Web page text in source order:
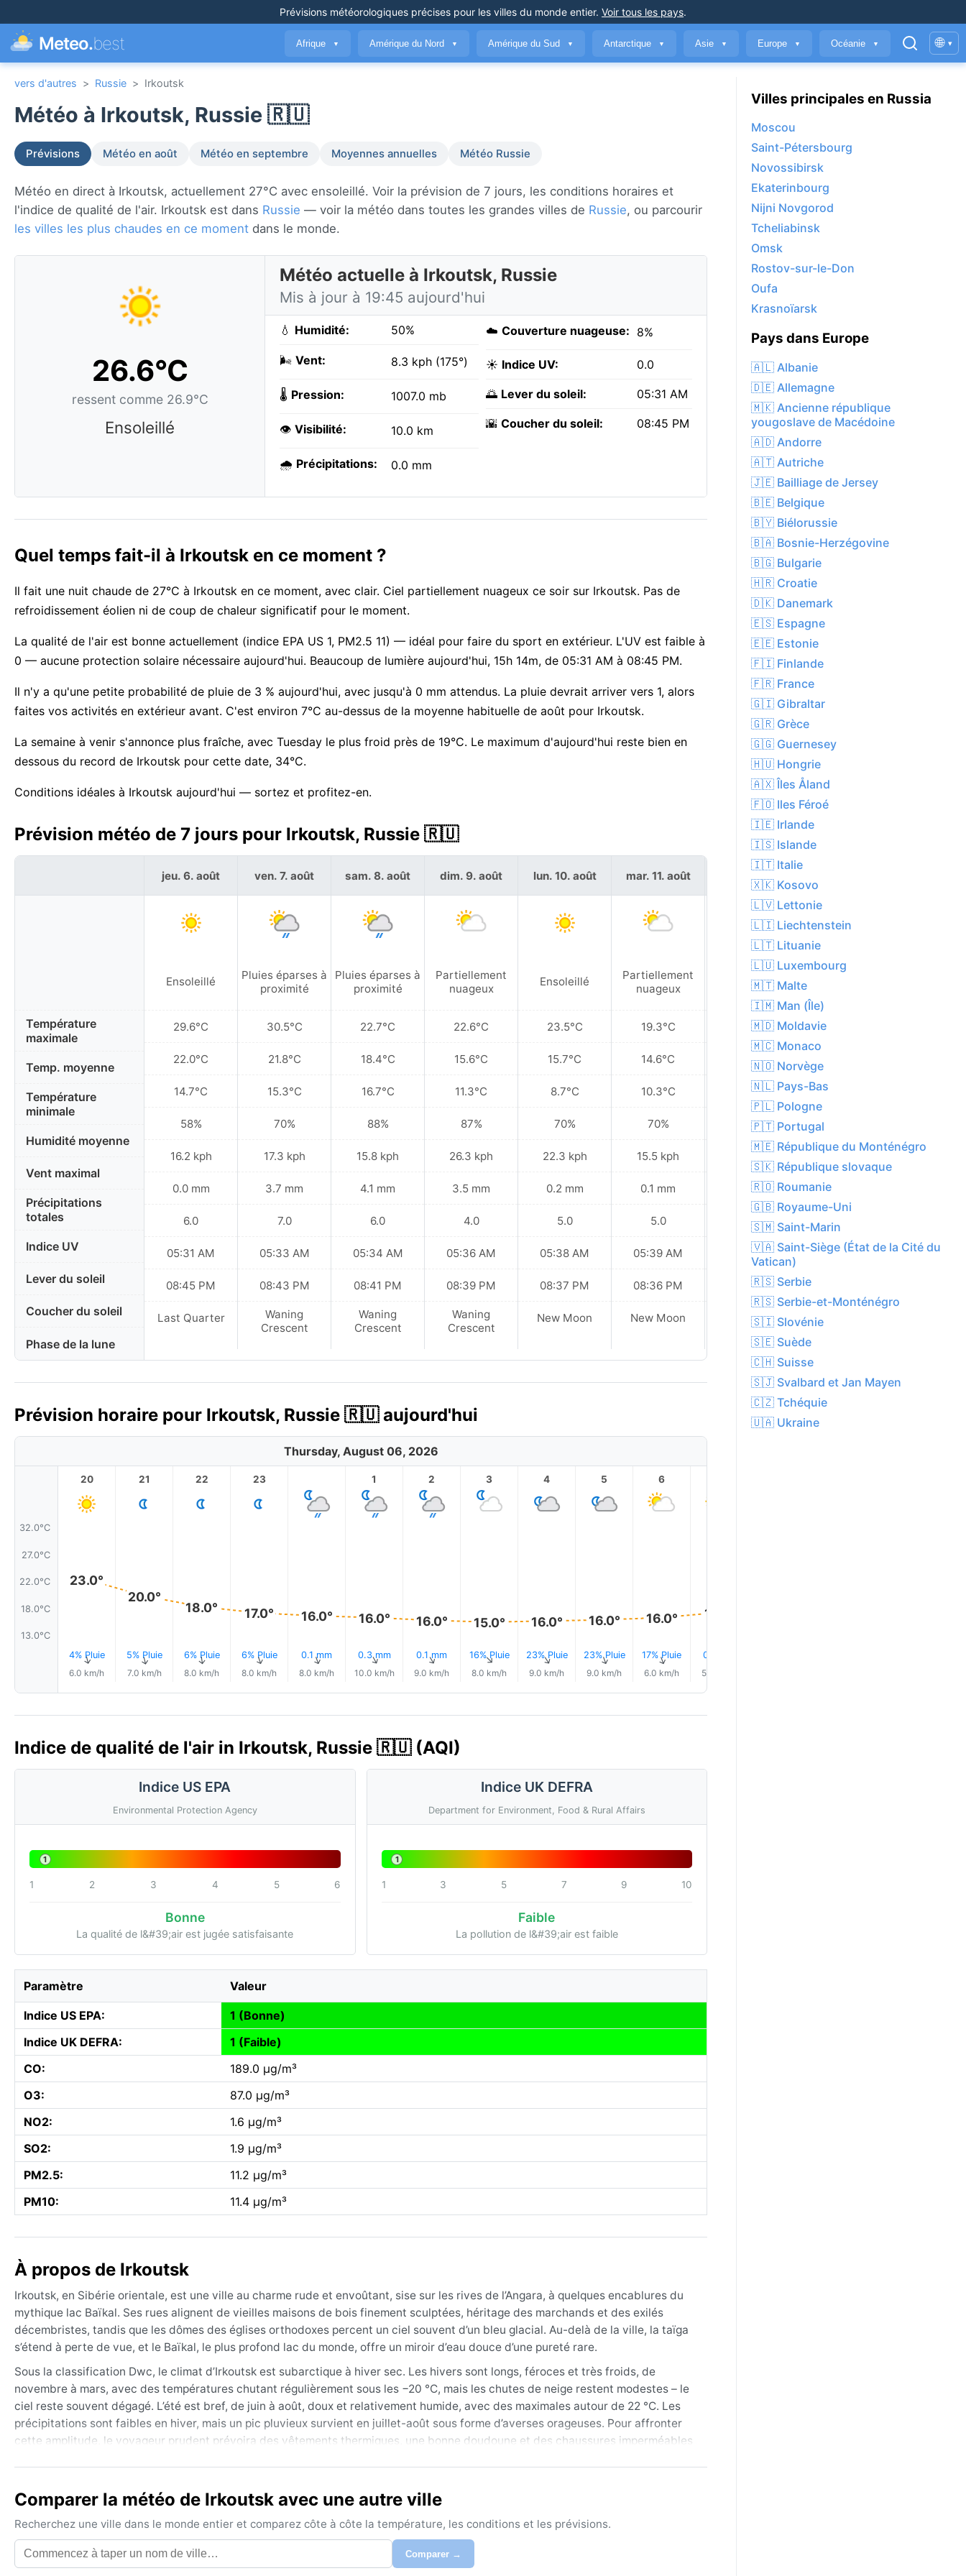
Prévisions météorologiques précises pour les villes du monde entier. Voir tous les pays.
Meteo.best Afrique ▼ Amérique du Nord ▼ Amérique du Sud ▼ Antarctique ▼ Asie ▼ Europe ▼ Océanie ▼ 🌐 ▾
vers d'autres > Russie > Irkoutsk
Météo à Irkoutsk, Russie 🇷🇺
Prévisions Météo en août Météo en septembre Moyennes annuelles Météo Russie
Météo en direct à Irkoutsk, actuellement 27°C avec ensoleillé. Voir la prévision de 7 jours, les conditions horaires et
l'indice de qualité de l'air. Irkoutsk est dans Russie — voir la météo dans toutes les grandes villes de Russie, ou parcourir
les villes les plus chaudes en ce moment dans le monde.
26.6°C
ressent comme 26.9°C
Ensoleillé
Météo actuelle à Irkoutsk, Russie
Mis à jour à 19:45 aujourd'hui
💧 Humidité: 50%
🌬️ Vent: 8.3 kph (175°)
🌡️ Pression: 1007.0 mb
👁️ Visibilité: 10.0 km
🌧️ Précipitations: 0.0 mm
☁️ Couverture nuageuse: 8%
☀️ Indice UV: 0.0
🌅 Lever du soleil: 05:31 AM
🌇 Coucher du soleil: 08:45 PM
Quel temps fait-il à Irkoutsk en ce moment ?
Il fait une nuit chaude de 27°C à Irkoutsk en ce moment, avec clair. Ciel partiellement nuageux ce soir sur Irkoutsk. Pas de
refroidissement éolien ni de coup de chaleur significatif pour le moment.
La qualité de l'air est bonne actuellement (indice EPA US 1, PM2.5 11) — idéal pour faire du sport en extérieur. L'UV est faible à
0 — aucune protection solaire nécessaire aujourd'hui. Beaucoup de lumière aujourd'hui, 15h 14m, de 05:31 AM à 08:45 PM.
Il n'y a qu'une petite probabilité de pluie de 3 % aujourd'hui, avec jusqu'à 0 mm attendus. La pluie devrait arriver vers 1, alors
faites vos activités en extérieur avant. C'est environ 7°C au-dessus de la moyenne habituelle de août pour Irkoutsk.
La semaine à venir s'annonce plus fraîche, avec Tuesday le plus froid près de 19°C. Le maximum d'aujourd'hui reste bien en
dessous du record de Irkoutsk pour cette date, 34°C.
Conditions idéales à Irkoutsk aujourd'hui — sortez et profitez-en.
Prévision météo de 7 jours pour Irkoutsk, Russie 🇷🇺
Température
maximale
Temp. moyenne
Température
minimale
Humidité moyenne
Vent maximal
Précipitations
totales
Indice UV
Lever du soleil
Coucher du soleil
Phase de la lune
jeu. 6. août
Ensoleillé
29.6°C
22.0°C
14.7°C
58%
16.2 kph
0.0 mm
6.0
05:31 AM
08:45 PM
Last Quarter
ven. 7. août
Pluies éparses à
proximité
30.5°C
21.8°C
15.3°C
70%
17.3 kph
3.7 mm
7.0
05:33 AM
08:43 PM
Waning
Crescent
sam. 8. août
Pluies éparses à
proximité
22.7°C
18.4°C
16.7°C
88%
15.8 kph
4.1 mm
6.0
05:34 AM
08:41 PM
Waning
Crescent
dim. 9. août
Partiellement
nuageux
22.6°C
15.6°C
11.3°C
87%
26.3 kph
3.5 mm
4.0
05:36 AM
08:39 PM
Waning
Crescent
lun. 10. août
Ensoleillé
23.5°C
15.7°C
8.7°C
70%
22.3 kph
0.2 mm
5.0
05:38 AM
08:37 PM
New Moon
mar. 11. août
Partiellement
nuageux
19.3°C
14.6°C
10.3°C
70%
15.5 kph
0.1 mm
5.0
05:39 AM
08:36 PM
New Moon
Ensoleillé
24.4°C
15.5°C
7.4°C
58%
11.9 kph
0.0 mm
6.0
05:41 AM
08:34 PM
New Moon
Prévision horaire pour Irkoutsk, Russie 🇷🇺 aujourd'hui
Thursday, August 06, 2026
32.0°C
27.0°C
22.0°C
18.0°C
13.0°C
20
23.0°
4% Pluie
↑
6.0 km/h
21
20.0°
5% Pluie
↑
7.0 km/h
22
18.0°
6% Pluie
↑
8.0 km/h
23
17.0°
6% Pluie
↑
8.0 km/h
16.0°
0.1 mm
↑
8.0 km/h
1
16.0°
0.3 mm
↑
10.0 km/h
2
16.0°
0.1 mm
↑
9.0 km/h
3
15.0°
16% Pluie
↑
8.0 km/h
4
16.0°
23% Pluie
↑
9.0 km/h
5
16.0°
23% Pluie
↑
9.0 km/h
6
16.0°
17% Pluie
↑
6.0 km/h
17.0°
0.0 mm
5.0 km/h
Indice de qualité de l'air in Irkoutsk, Russie 🇷🇺 (AQI)
Indice US EPA
Environmental Protection Agency
1
1 2 3 4 5 6
Bonne
La qualité de l&#39;air est jugée satisfaisante
Indice UK DEFRA
Department for Environment, Food & Rural Affairs
1
1 3 5 7 9 10
Faible
La pollution de l&#39;air est faible
Paramètre Valeur
Indice US EPA:
1 (Bonne)
Indice UK DEFRA:
1 (Faible)
CO:
189.0 µg/m³
O3:
87.0 µg/m³
NO2:
1.6 µg/m³
SO2:
1.9 µg/m³
PM2.5:
11.2 µg/m³
PM10:
11.4 µg/m³
À propos de Irkoutsk
Irkoutsk, en Sibérie orientale, est une ville au charme rude et envoûtant, sise sur les rives de l’Angara, à quelques encablures du
mythique lac Baïkal. Ses rues alignent de vieilles maisons de bois finement sculptées, héritage des marchands et des exilés
décembristes, tandis que les dômes des églises orthodoxes percent un ciel souvent d’un bleu glacial. Au-delà de la ville, la taïga
s’étend à perte de vue, et le Baïkal, le plus profond lac du monde, offre un miroir d’eau douce d’une pureté rare.
Sous la classification Dwc, le climat d’Irkoutsk est subarctique à hiver sec. Les hivers sont longs, féroces et très froids, de
novembre à mars, avec des températures chutant régulièrement sous les −20 °C, mais les chutes de neige restent modestes – le
ciel reste souvent dégagé. L’été est bref, de juin à août, doux et relativement humide, avec des maximales autour de 22 °C. Les
précipitations sont faibles en hiver, mais un pic pluvieux survient en juillet-août sous forme d’averses orageuses. Pour affronter
cette amplitude, le voyageur prudent prévoira des vêtements thermiques, une bonne doudoune et des chaussures imperméables
explorer le Baïkal et ses rives. Les amateurs de grands froids préféreront l’hiver pour admirer le lac gelé, ses grottes de glace et le
fameux « brouillard de l’Angara », visible par grands froids lorsque la rivière non gelée émet une brume épaisse. Aucun ouragan ni
mousson ici, mais des tempêtes de neige localisées et des inversions thermiques peuvent piéger une couche d’air froid sur la ville,
rendant l’atmosphère limpide et coupante.
Comparer la météo de Irkoutsk avec une autre ville
Recherchez une ville dans le monde entier et comparez côte à côte la température, les conditions et les prévisions.
Comparer →
Villes principales en Russia
Moscou
Saint-Pétersbourg
Novossibirsk
Ekaterinbourg
Nijni Novgorod
Tcheliabinsk
Omsk
Rostov-sur-le-Don
Oufa
Krasnoïarsk
Pays dans Europe
🇦🇱 Albanie
🇩🇪 Allemagne
🇲🇰 Ancienne république
yougoslave de Macédoine
🇦🇩 Andorre
🇦🇹 Autriche
🇯🇪 Bailliage de Jersey
🇧🇪 Belgique
🇧🇾 Biélorussie
🇧🇦 Bosnie-Herzégovine
🇧🇬 Bulgarie
🇭🇷 Croatie
🇩🇰 Danemark
🇪🇸 Espagne
🇪🇪 Estonie
🇫🇮 Finlande
🇫🇷 France
🇬🇮 Gibraltar
🇬🇷 Grèce
🇬🇬 Guernesey
🇭🇺 Hongrie
🇦🇽 Îles Åland
🇫🇴 Iles Féroé
🇮🇪 Irlande
🇮🇸 Islande
🇮🇹 Italie
🇽🇰 Kosovo
🇱🇻 Lettonie
🇱🇮 Liechtenstein
🇱🇹 Lituanie
🇱🇺 Luxembourg
🇲🇹 Malte
🇮🇲 Man (Île)
🇲🇩 Moldavie
🇲🇨 Monaco
🇳🇴 Norvège
🇳🇱 Pays-Bas
🇵🇱 Pologne
🇵🇹 Portugal
🇲🇪 République du Monténégro
🇸🇰 République slovaque
🇷🇴 Roumanie
🇬🇧 Royaume-Uni
🇸🇲 Saint-Marin
🇻🇦 Saint-Siège (État de la Cité du
Vatican)
🇷🇸 Serbie
🇷🇸 Serbie-et-Monténégro
🇸🇮 Slovénie
🇸🇪 Suède
🇨🇭 Suisse
🇸🇯 Svalbard et Jan Mayen
🇨🇿 Tchéquie
🇺🇦 Ukraine